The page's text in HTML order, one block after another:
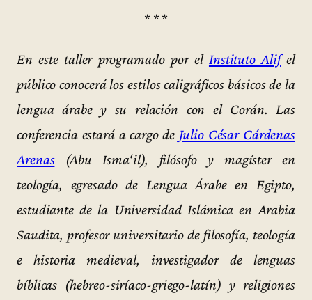
* * *
En este taller programado por el Instituto Alifel
público conocerá los estilos caligráficos básicos de la
lengua árabe y su relación con el Corán. Las
conferencia estará a cargo de Julio César Cárdenas
Arenas(Abu Isma‘il), filósofo y magíster en
teología, egresado de Lengua Árabe en Egipto,
estudiante de la Universidad Islámica en Arabia
Saudita, profesor universitario de filosofía, teología
e historia medieval, investigador de lenguas
bíblicas (hebreo-siríaco-griego-latín) y religiones